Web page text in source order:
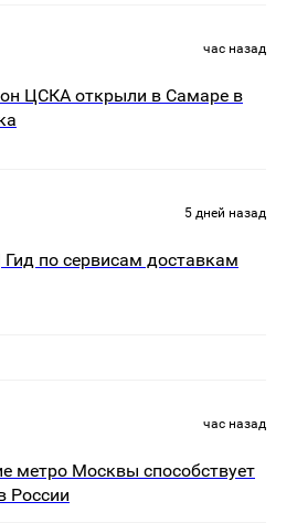
час назад
ЦСКА открыли в Самаре в
5 дней назад
по сервисам доставкам
час назад
метро Москвы способствует
России